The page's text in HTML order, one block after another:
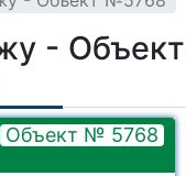
- Объект
Объект № 5768